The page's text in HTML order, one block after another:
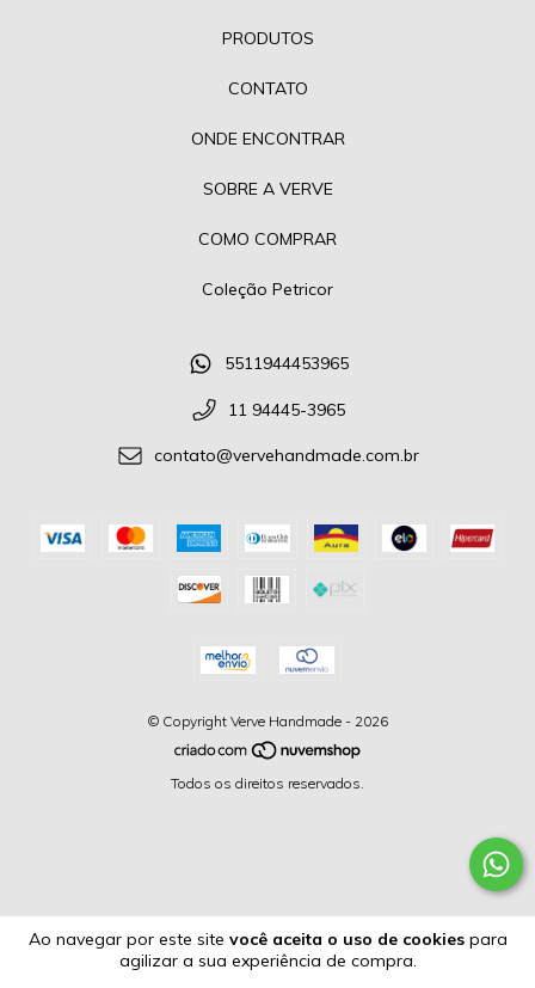
Ao navegar por este site você aceita o uso de cookiespara
agilizar a sua experiência de compra.
PRODUTOS
CONTATO
ONDE ENCONTRAR
SOBRE A VERVE
COMO COMPRAR
Coleção Petricor
5511944453965
11 94445-3965
contato@vervehandmade.com.br
© Copyright Verve Handmade - 2026
Todos os direitos reservados.